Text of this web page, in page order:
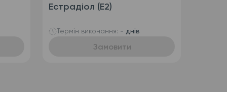
Естрадіол (E2)
Термін виконання: - днів
Замовити